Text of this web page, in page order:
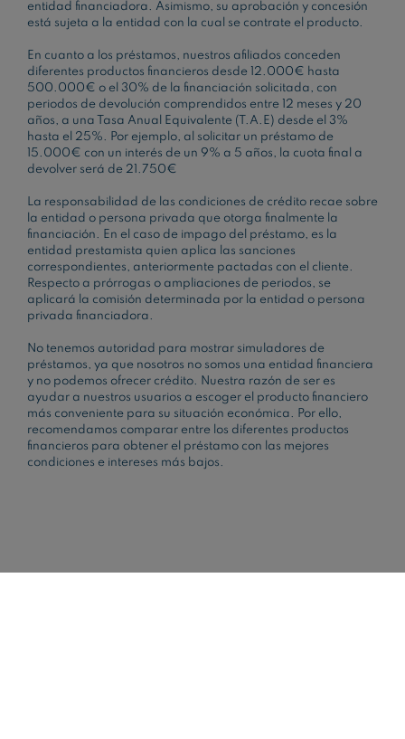
entidad financiadora. Asimismo, su aprobación y concesión
está sujeta a la entidad con la cual se contrate el producto.
En cuanto a los préstamos, nuestros afiliados conceden
diferentes productos financieros desde 12.000€ hasta
500.000€ o el 30% de la financiación solicitada, con
periodos de devolución comprendidos entre 12 meses y 20
años, a una Tasa Anual Equivalente (T.A.E) desde el 3%
hasta el 25%. Por ejemplo, al solicitar un préstamo de
15.000€ con un interés de un 9% a 5 años, la cuota final a
devolver será de 21.750€
La responsabilidad de las condiciones de crédito recae sobre
la entidad o persona privada que otorga finalmente la
financiación. En el caso de impago del préstamo, es la
entidad prestamista quien aplica las sanciones
correspondientes, anteriormente pactadas con el cliente.
Respecto a prórrogas o ampliaciones de periodos, se
aplicará la comisión determinada por la entidad o persona
privada financiadora.
No tenemos autoridad para mostrar simuladores de
préstamos, ya que nosotros no somos una entidad financiera
y no podemos ofrecer crédito. Nuestra razón de ser es
ayudar a nuestros usuarios a escoger el producto financiero
más conveniente para su situación económica. Por ello,
recomendamos comparar entre los diferentes productos
financieros para obtener el préstamo con las mejores
condiciones e intereses más bajos.